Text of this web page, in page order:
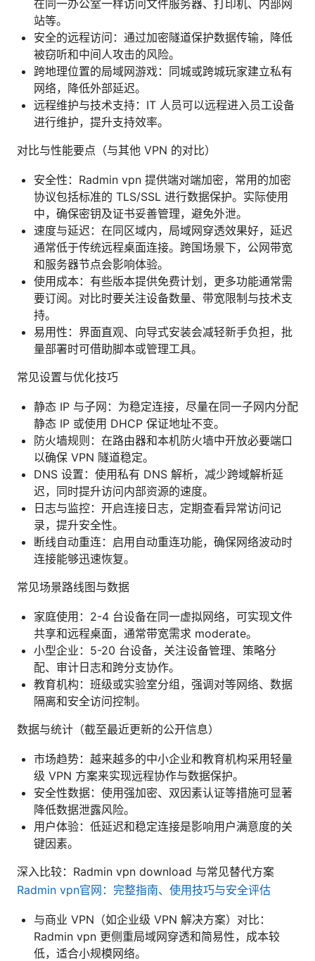
在同一办公室一样访问文件服务器、打印机、内部网
站等。
安全的远程访问：通过加密隧道保护数据传输，降低
被窃听和中间人攻击的风险。
跨地理位置的局域网游戏：同城或跨城玩家建立私有
网络，降低外部延迟。
远程维护与技术支持：IT 人员可以远程进入员工设备
进行维护，提升支持效率。
对比与性能要点（与其他 VPN 的对比）
安全性：Radmin vpn 提供端对端加密，常用的加密
协议包括标准的 TLS/SSL 进行数据保护。实际使用
中，确保密钥及证书妥善管理，避免外泄。
速度与延迟：在同区域内，局域网穿透效果好，延迟
通常低于传统远程桌面连接。跨国场景下，公网带宽
和服务器节点会影响体验。
使用成本：有些版本提供免费计划，更多功能通常需
要订阅。对比时要关注设备数量、带宽限制与技术支
持。
易用性：界面直观、向导式安装会减轻新手负担，批
量部署时可借助脚本或管理工具。
常见设置与优化技巧
静态 IP 与子网：为稳定连接，尽量在同一子网内分配
静态 IP 或使用 DHCP 保证地址不变。
防火墙规则：在路由器和本机防火墙中开放必要端口
以确保 VPN 隧道稳定。
DNS 设置：使用私有 DNS 解析，减少跨域解析延
迟，同时提升访问内部资源的速度。
日志与监控：开启连接日志，定期查看异常访问记
录，提升安全性。
断线自动重连：启用自动重连功能，确保网络波动时
连接能够迅速恢复。
常见场景路线图与数据
家庭使用：2-4 台设备在同一虚拟网络，可实现文件
共享和远程桌面，通常带宽需求 moderate。
小型企业：5-20 台设备，关注设备管理、策略分
配、审计日志和跨分支协作。
教育机构：班级或实验室分组，强调对等网络、数据
隔离和安全访问控制。
数据与统计（截至最近更新的公开信息）
市场趋势：越来越多的中小企业和教育机构采用轻量
级 VPN 方案来实现远程协作与数据保护。
安全性数据：使用强加密、双因素认证等措施可显著
降低数据泄露风险。
用户体验：低延迟和稳定连接是影响用户满意度的关
键因素。
深入比较：Radmin vpn download 与常见替代方案
Radmin vpn官网：完整指南、使用技巧与安全评估
与商业 VPN（如企业级 VPN 解决方案）对比：
Radmin vpn 更侧重局域网穿透和简易性，成本较
低，适合小规模网络。